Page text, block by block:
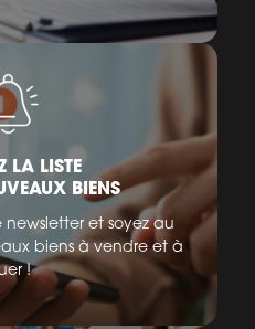
LA LISTE
BIENS
newsletter et soyez au
biens à vendre et à
!